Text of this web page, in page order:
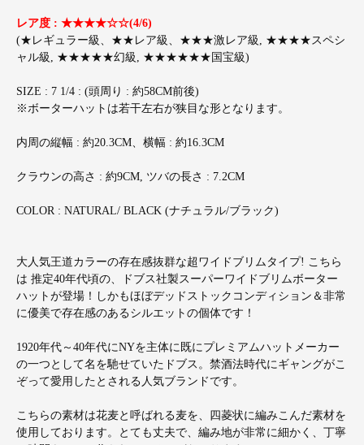
レア度 : ★★★★☆☆(4/6)
(★レギュラー級、★★レア級、★★★激レア級, ★★★★スペシ
ャル級, ★★★★★幻級, ★★★★★★国宝級)
SIZE : 7 1/4 : (頭周り : 約58CM前後)
※ボーターハットは若干左右が狭目な形となります。
内周の縦幅 : 約20.3CM、横幅 : 約16.3CM
クラウンの高さ : 約9CM, ツバの長さ : 7.2CM
COLOR : NATURAL/ BLACK (ナチュラル/ブラック)
大人気王道カラーの存在感抜群な超ワイドブリムタイプ! こちら
は 推定40年代頃の、ドブス社製スーパーワイドブリムボーター
ハットが登場！しかもほぼデッドストックコンディション＆非常
に優美で存在感のあるシルエットの個体です！
1920年代～40年代にNYを主体に既にプレミアムハットメーカー
の一つとして名を馳せていたドブス。禁酒法時代にギャングがこ
ぞって愛用したとされる人気ブランドです。
こちらの素材は花麦と呼ばれる麦を、四菱状に編みこんだ素材を
使用しております。とても丈夫で、編み地が非常に細かく、丁寧